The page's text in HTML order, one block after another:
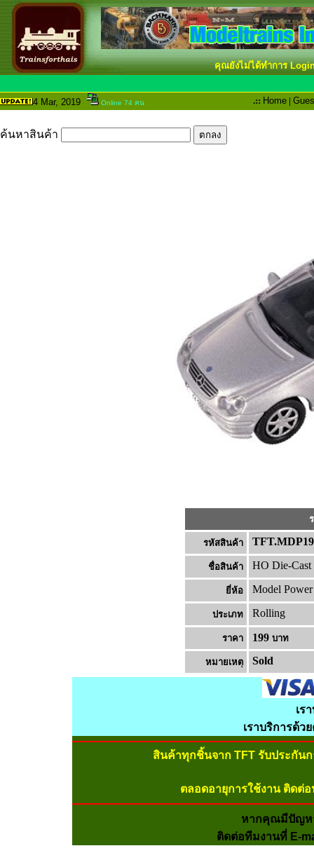
คุณยังไม่ได้ทำการ
4 Mar, 2019 Online 74 คน .:: Home |
ค้นหาสินค้า
รหัสสินค้า
ชื่อสินค้า HO Die-Cast
ยี่ห้อ Model Power
ประเภท Rolling
ราคา 199 บาท
หมายเหต Sold
เร
เราบริการด้ว
สินค้าทุกชิ้นจาก TFT รับประกัน
ตลอดอายุการใช้งาน ติดต่
หากคุณมีปัญห
ติดต่อทีมงานที่ E-